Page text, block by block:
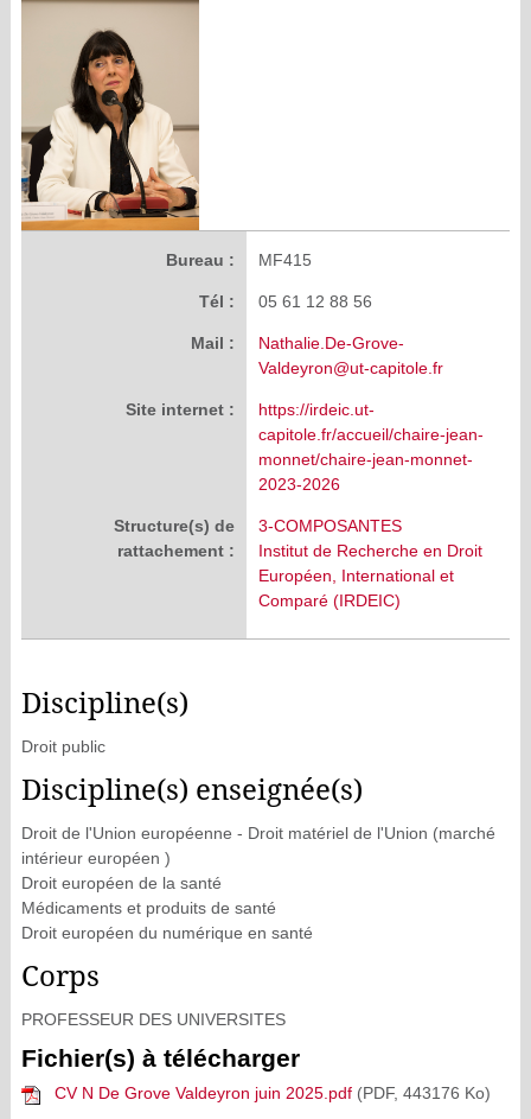
Bureau : MF415
Tél : 05 61 12 88 56
Mail :
Nathalie.De-Grove-
Valdeyron@ut-capitole.fr
Site internet :
https://irdeic.ut-
capitole.fr/accueil/chaire-jean-
monnet/chaire-jean-monnet-
2023-2026
Structure(s) de
rattachement :
3-COMPOSANTES
Institut de Recherche en Droit
Européen, International et
Comparé (IRDEIC)
Discipline(s)
Droit public
Discipline(s) enseignée(s)
Droit de l'Union européenne - Droit matériel de l'Union (marché
intérieur européen )
Droit européen de la santé
Médicaments et produits de santé
Droit européen du numérique en santé
Corps
PROFESSEUR DES UNIVERSITES
Fichier(s) à télécharger
CV N De Grove Valdeyron juin 2025.pdf(PDF, 443176 Ko)